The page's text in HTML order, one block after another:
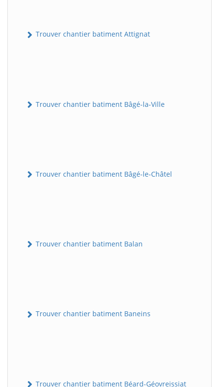
Trouver chantier batiment Attignat
Trouver chantier batiment Bâgé-la-Ville
Trouver chantier batiment Bâgé-le-Châtel
Trouver chantier batiment Balan
Trouver chantier batiment Baneins
Trouver chantier batiment Béard-Géovreissiat